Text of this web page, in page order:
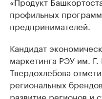
профильных
предпринимателей.
Кандидат
маркетинга РЭУ им.
Твердохлебова
региональных
развитие регионов и